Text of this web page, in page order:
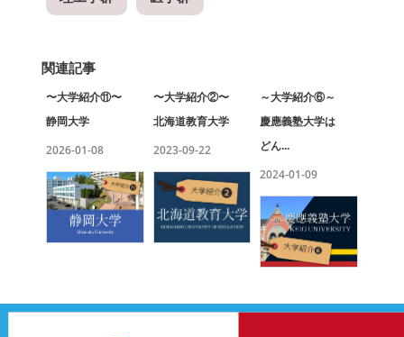
関連記事
〜大学紹介⑪〜
静岡大学
2026-01-08
〜大学紹介②〜
北海道教育大学
2023-09-22
～大学紹介⑥～
慶應義塾大学は
どん...
2024-01-09